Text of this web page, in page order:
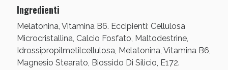
Ingredienti
Melatonina, Vitamina B6. Eccipienti: Cellulosa
Microcristallina, Calcio Fosfato, Maltodestrine,
Idrossipropilmetilcellulosa, Melatonina, Vitamina B6,
Magnesio Stearato, Biossido Di Silicio, E172.
Benessere Intestinale: Sconto fino al 55% valido
oggi!